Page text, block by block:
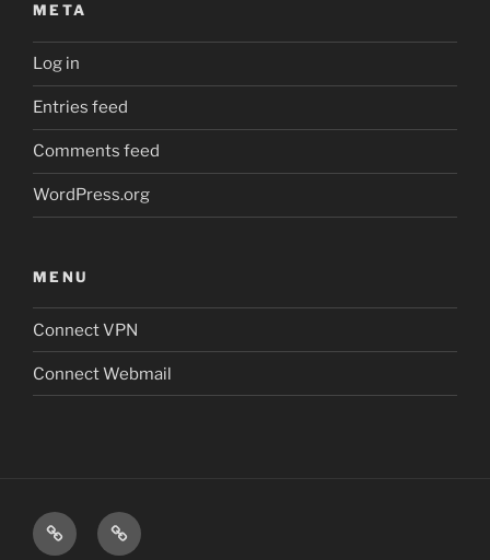
META
Log in
Entries feed
Comments feed
WordPress.org
MENU
Connect VPN
Connect Webmail
Connect
VPN
Connect
Webmail